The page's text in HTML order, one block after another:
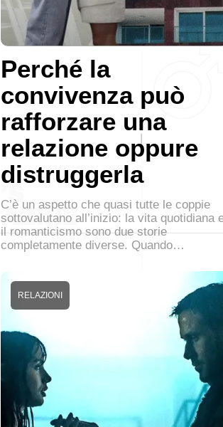
Perché la
convivenza può
rafforzare una
relazione oppure
distruggerla
C’è un aspetto che quasi tutte le coppie
sottovalutano all’inizio: la vita quotidiana
il romanticismo sono due storie
completamente diverse. Quando…
RELAZIONI